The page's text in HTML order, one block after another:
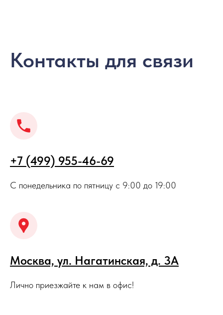
Контакты для связи
+7 (499) 955-46-69
С понедельника по пятницу с 9:00 до 19:00
Москва, ул. Нагатинская, д. 3A
Лично приезжайте к нам в офис!